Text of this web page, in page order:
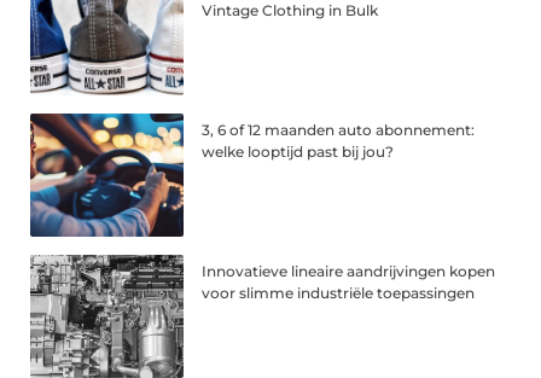
Vintage Clothing in Bulk
3, 6 of 12 maanden auto abonnement:
welke looptijd past bij jou?
Innovatieve lineaire aandrijvingen kopen
voor slimme industriële toepassingen